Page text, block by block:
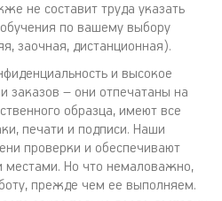
не составит труда указать
по вашему выбору
заочная, дистанционная).
и высокое
заказов – они отпечатаны на
образца, имеют все
печати и подписи. Наши
проверки и обеспечивают
местами. Но что немаловажно,
прежде чем ее выполняем.